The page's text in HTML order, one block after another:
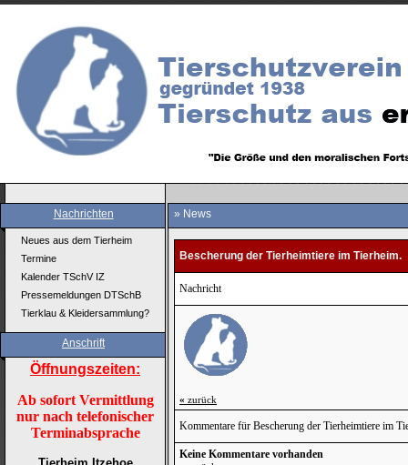
Nachrichten
Neues aus dem Tierheim
Termine
Kalender TSchV IZ
Pressemeldungen DTSchB
Tierklau & Kleidersammlung?
Anschrift
Öffnungszeiten:
Ab sofort Vermittlung
nur nach telefonischer
Terminabsprache
» News
Bescherung der Tierheimtiere im Tierheim.
Nachricht
« zurück
Kommentare für Bescherung der Tierheimtiere im
Keine Kommentare vorhanden